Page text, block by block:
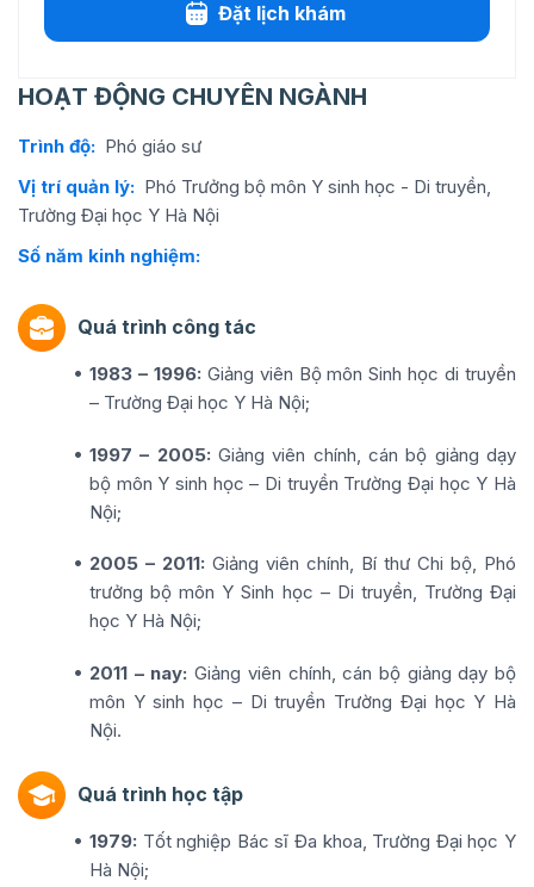
Đặt lịch khám
HOẠT ĐỘNG CHUYÊN NGÀNH
Trình độ: Phó giáo sư
Vị trí quản lý: Phó Trưởng bộ môn Y sinh học - Di truyền,
Trường Đại học Y Hà Nội
Số năm kinh nghiệm:
Quá trình công tác
1983 – 1996: Giảng viên Bộ môn Sinh học di truyền
– Trường Đại học Y Hà Nội;
1997 – 2005: Giảng viên chính, cán bộ giảng dạy
bộ môn Y sinh học – Di truyền Trường Đại học Y Hà
Nội;
2005 – 2011: Giảng viên chính, Bí thư Chi bộ, Phó
trưởng bộ môn Y Sinh học – Di truyền, Trường Đại
học Y Hà Nội;
2011 – nay:Giảng viên chính, cán bộ giảng dạy bộ
môn Y sinh học – Di truyền Trường Đại học Y Hà
Nội.
Quá trình học tập
1979: Tốt nghiệp Bác sĩ Đa khoa, Trường Đại học Y
Hà Nội;